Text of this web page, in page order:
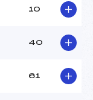
10
40
61